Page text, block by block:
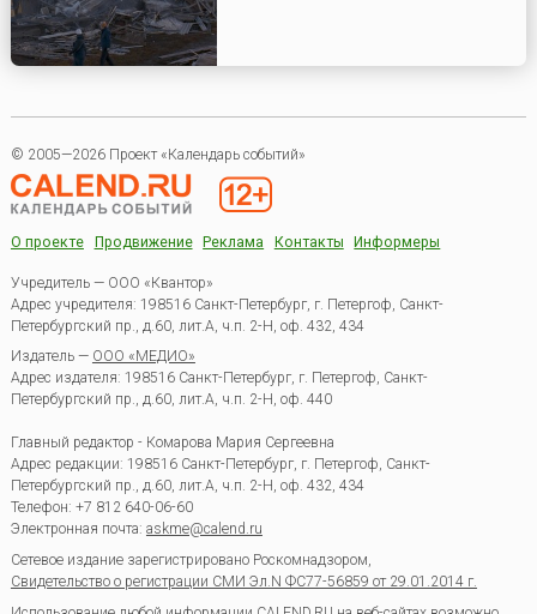
© 2005—2026 Проект «Календарь событий»
О проекте Продвижение Реклама Контакты Информеры
Учредитель — ООО «Квантор»
Адрес учредителя: 198516 Санкт-Петербург, г. Петергоф, Санкт-
Петербургский пр., д.60, лит.А, ч.п. 2-Н, оф. 432, 434
Издатель — ООО «МЕДИО»
Адрес издателя: 198516 Санкт-Петербург, г. Петергоф, Санкт-
Петербургский пр., д.60, лит.А, ч.п. 2-Н, оф. 440
Главный редактор - Комарова Мария Сергеевна
Адрес редакции: 198516 Санкт-Петербург, г. Петергоф, Санкт-
Петербургский пр., д.60, лит.А, ч.п. 2-Н, оф. 432, 434
Телефон: +7 812 640-06-60
Электронная почта: askme@calend.ru
Сетевое издание зарегистрировано Роскомнадзором,
Свидетельство о регистрации СМИ Эл.N ФС77-56859 от 29.01.2014 г.